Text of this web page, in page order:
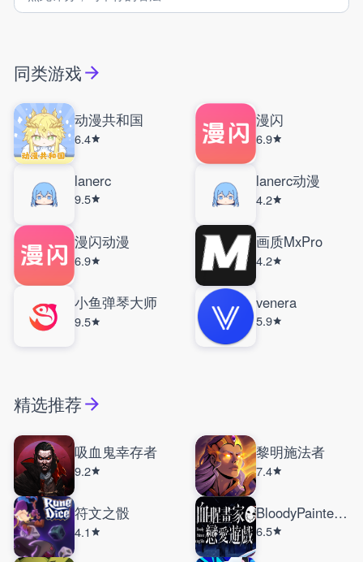
同类游戏
动漫共和国
6.4
漫闪
6.9
lanerc
9.5
lanerc动漫
4.2
漫闪动漫
6.9
画质MxPro
4.2
小鱼弹琴大师
9.5
venera
5.9
精选推荐
吸血鬼幸存者
9.2
黎明施法者
7.4
符文之骰
4.1
BloodyPainterDatingSim
6.5